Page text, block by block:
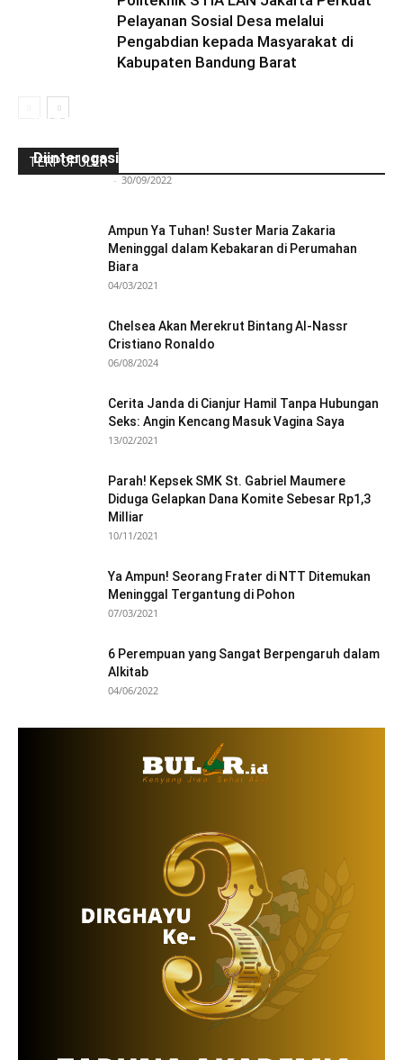
Pelayanan Sosial Desa melalui
Pengabdian kepada Masyarakat di
Kabupaten Bandung Barat
TERPOPULER
Ini Kronologinya! Diduga Teriaki Kata Sambo,
Diinterogasi Aparat Polres Sikka
- 30/09/2022
Ampun Ya Tuhan! Suster Maria Zakaria
Meninggal dalam Kebakaran di Perumahan
Biara
04/03/2021
Chelsea Akan Merekrut Bintang Al-Nassr
Cristiano Ronaldo
06/08/2024
Cerita Janda di Cianjur Hamil Tanpa Hubungan
Seks: Angin Kencang Masuk Vagina Saya
13/02/2021
Parah! Kepsek SMK St. Gabriel Maumere
Diduga Gelapkan Dana Komite Sebesar Rp1,3
Milliar
10/11/2021
Ya Ampun! Seorang Frater di NTT Ditemukan
Meninggal Tergantung di Pohon
07/03/2021
6 Perempuan yang Sangat Berpengaruh dalam
Alkitab
04/06/2022